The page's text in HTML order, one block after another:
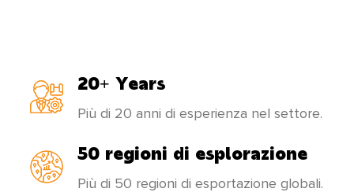
persone", la nostra fabbrica aggiorna
costantemente la sua struttura di prodotto,
presta attenzione alla coltivazione dei talenti e
compie sforzi incessanti per creare prodotti
20+ Years
Più di 20 anni di esperienza nel settore.
50 regioni di esplorazione
Più di 50 regioni di esportazione globali.